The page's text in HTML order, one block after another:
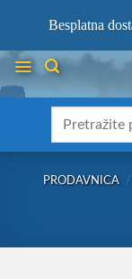
content
PRODAVNICA /
Besplatna